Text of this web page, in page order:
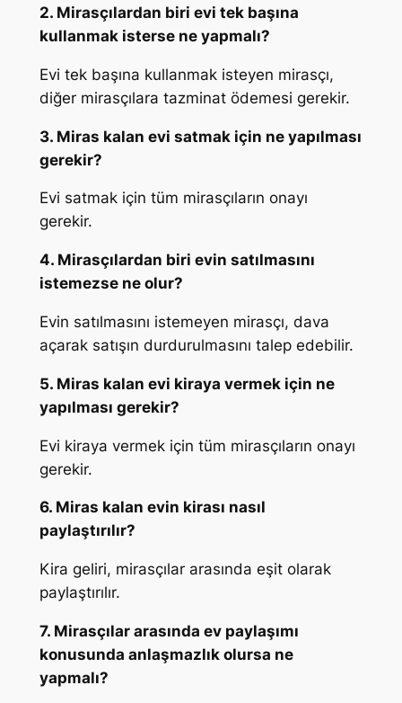
2. Mirasçılardan biri evi tek başına
kullanmak isterse ne yapmalı?
Evi tek başına kullanmak isteyen mirasçı,
diğer mirasçılara tazminat ödemesi gerekir.
3. Miras kalan evi satmak için ne yapılması
gerekir?
Evi satmak için tüm mirasçıların onayı
gerekir.
4. Mirasçılardan biri evin satılmasını
istemezse ne olur?
Evin satılmasını istemeyen mirasçı, dava
açarak satışın durdurulmasını talep edebilir.
5. Miras kalan evi kiraya vermek için ne
yapılması gerekir?
Evi kiraya vermek için tüm mirasçıların onayı
gerekir.
6. Miras kalan evin kirası nasıl
paylaştırılır?
Kira geliri, mirasçılar arasında eşit olarak
paylaştırılır.
7. Mirasçılar arasında ev paylaşımı
konusunda anlaşmazlık olursa ne
yapmalı?